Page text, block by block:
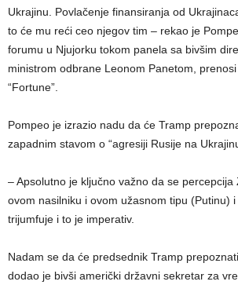
Ukrajinu. Povlačenje finansiranja od
to će mu reći ceo njegov tim – rekao je
forumu u Njujorku tokom panela sa bivšim
ministrom odbrane Leonom Panetom,
“Fortune”.
Pompeo je izrazio nadu da će Tramp
zapadnim stavom o “agresiji Rusije na
– Apsolutno je ključno važno da se percepcija
ovom nasilniku i ovom užasnom tipu (Putinu)
trijumfuje i to je imperativ.
Nadam se da će predsednik Tramp
dodao je bivši američki državni sekretar za